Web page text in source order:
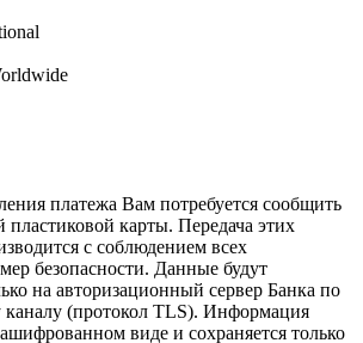
платежа Вам потребуется сообщить
карты. Передача этих
с соблюдением всех
безопасности. Данные будут
на авторизационный сервер Банка по
(протокол TLS). Информация
виде и сохраняется только